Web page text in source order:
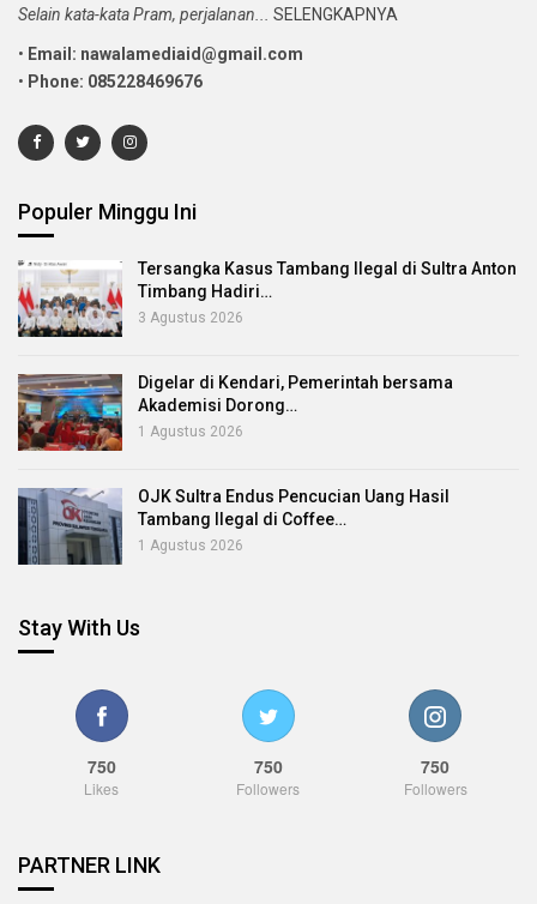
Selain kata-kata Pram, perjalanan...
SELENGKAPNYA
• Email: nawalamediaid@gmail.com
• Phone: 085228469676
Populer Minggu Ini
Tersangka Kasus Tambang Ilegal di Sultra Anton
Timbang Hadiri…
3 Agustus 2026
Digelar di Kendari, Pemerintah bersama
Akademisi Dorong…
1 Agustus 2026
OJK Sultra Endus Pencucian Uang Hasil
Tambang Ilegal di Coffee…
1 Agustus 2026
Stay With Us
750
Likes
750
Followers
750
Followers
PARTNER LINK